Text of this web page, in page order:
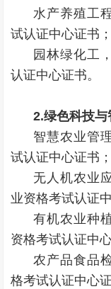
水产养殖工
试认证中心证书；
园林绿化工
认证中心证书。
2.绿色科技与
智慧农业管
试认证中心证书；
无人机农业
业资格考试认证
有机农业种
资格考试认证中
农产品食品
格考试认证中心证